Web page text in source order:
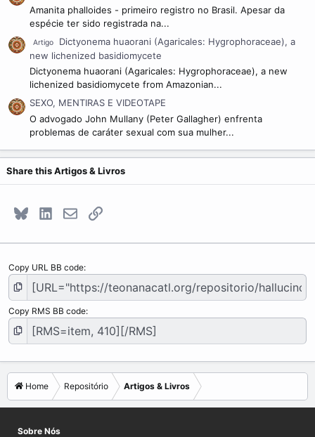
Amanita phalloides - primeiro registro no Brasil. Apesar da
espécie ter sido registrada na...
Artigo
Dictyonema huaorani (Agaricales: Hygrophoraceae), a
new lichenized basidiomycete
Dictyonema huaorani (Agaricales: Hygrophoraceae), a new
lichenized basidiomycete from Amazonian...
SEXO, MENTIRAS E VIDEOTAPE
O advogado John Mullany (Peter Gallagher) enfrenta
problemas de caráter sexual com sua mulher...
Share this Artigos & Livros
Bluesky LinkedInE-mailLink
Copy URL BB code
Copy RMS BB code
Home Repositório Artigos & Livros
Sobre Nós